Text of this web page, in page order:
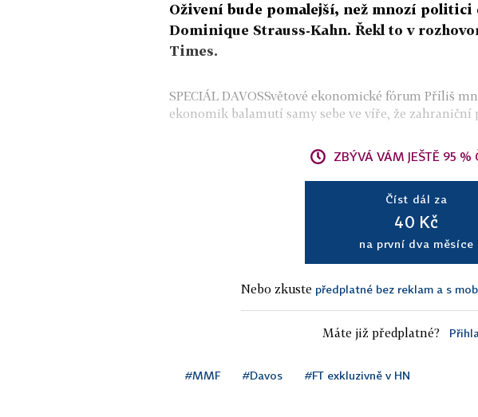
Oživení bude pomalejší, než mnozí politici
Dominique Strauss-Kahn. Řekl to v
Times.
SPECIÁL DAVOSSvětové ekonomické fórum Příliš
ekonomik balamutí samy sebe ve víře, že zahraniční
ZBÝVÁ VÁM JEŠTĚ 95 %
Číst dál za
40 Kč
na první dva měsíce
Nebo zkuste předplatné bez reklam a s
Máte již předplatné?
#MMF #Davos #FT exkluzivně v HN